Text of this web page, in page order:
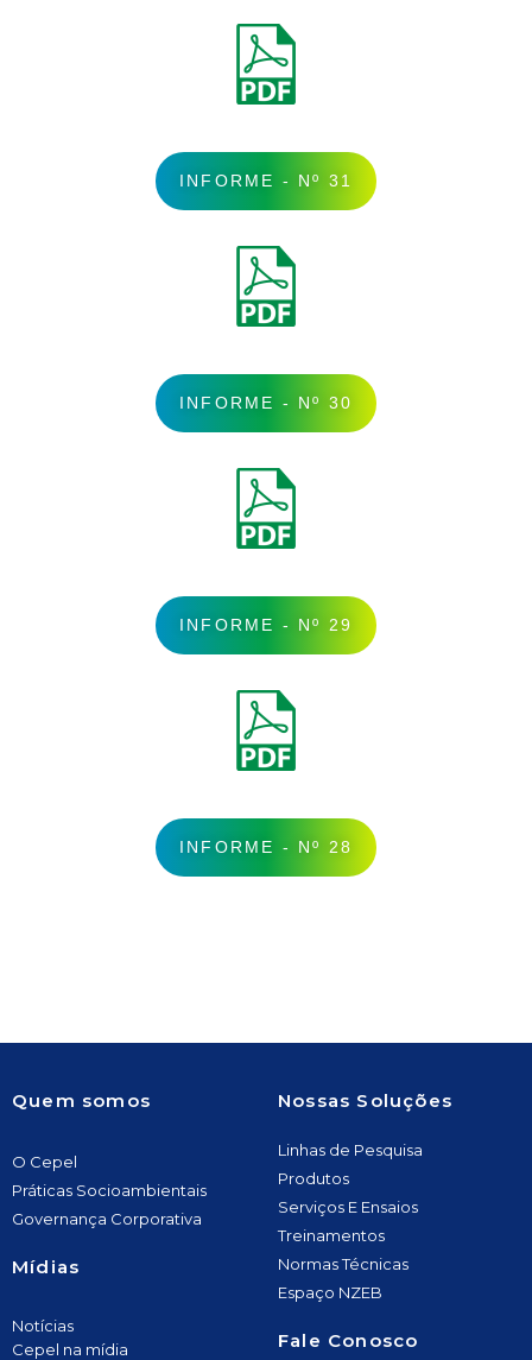
INFORME - Nº 31
INFORME - Nº 30
INFORME - Nº 29
INFORME - Nº 28
Quem somos
O Cepel
Práticas Socioambientais
Governança Corporativa
Mídias
Notícias
Cepel na mídia
Nossas Soluções
Linhas de Pesquisa
Produtos
Serviços E Ensaios
Treinamentos
Normas Técnicas
Espaço NZEB
Fale Conosco